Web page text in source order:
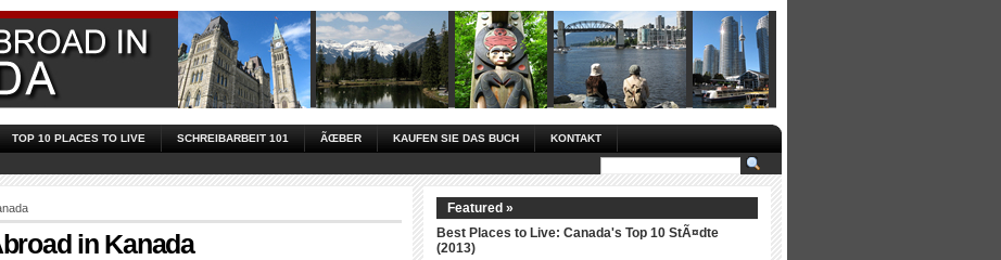
TOP 10 PLACES TO LIVE SCHREIBARBEIT 101 ÃŒBER KAUFEN SIE DAS BUCH KONTAKT
in Kanada
Featured »
Best Places to Live: Canada's Top 10 StÃ¤dte
(2013)